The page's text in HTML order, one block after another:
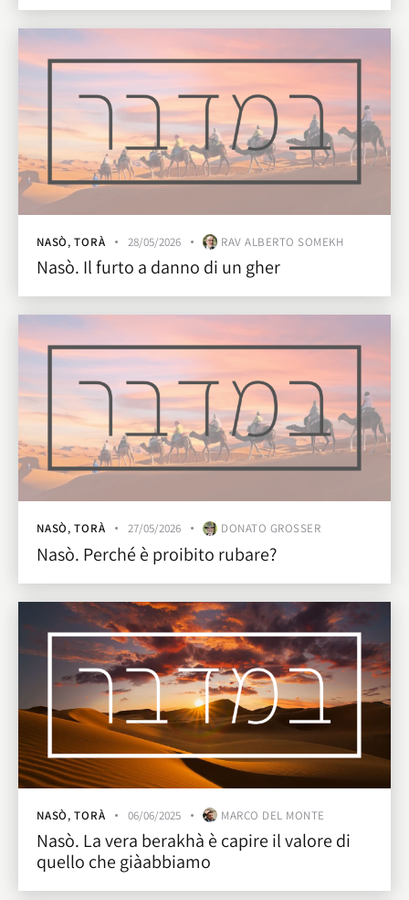
NASÒ,TORÀ 28/05/2026 RAV ALBERTO SOMEKH
Nasò. Il furto a danno di un gher
NASÒ,TORÀ 27/05/2026 DONATO GROSSER
Nasò. Perché è proibito rubare?
NASÒ,TORÀ 06/06/2025 MARCO DEL MONTE
Nasò. La vera berakhà è capire il valore di
quello che giàabbiamo